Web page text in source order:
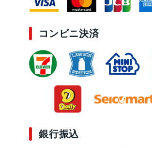
コンビニ決済
銀行振込